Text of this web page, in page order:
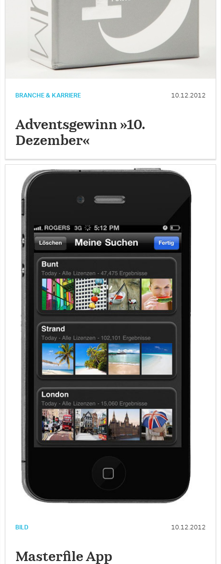
BRANCHE & KARRIERE 10.12.2012
Adventsgewinn »10.
Dezember«
BILD 10.12.2012
Masterfile App